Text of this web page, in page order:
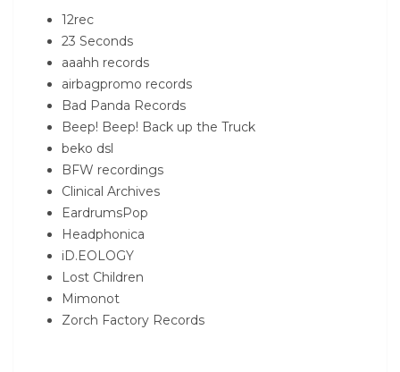
12rec
23 Seconds
aaahh records
airbagpromo records
Bad Panda Records
Beep! Beep! Back up the Truck
beko dsl
BFW recordings
Clinical Archives
EardrumsPop
Headphonica
iD.EOLOGY
Lost Children
Mimonot
Zorch Factory Records